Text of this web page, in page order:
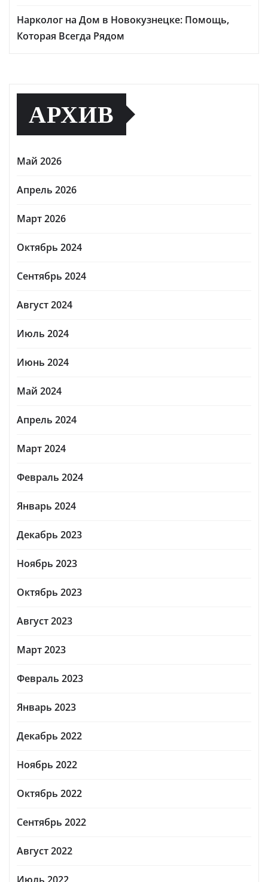
Нарколог на Дом в Новокузнецке: Помощь,
Которая Всегда Рядом
АРХИВ
Май 2026
Апрель 2026
Март 2026
Октябрь 2024
Сентябрь 2024
Август 2024
Июль 2024
Июнь 2024
Май 2024
Апрель 2024
Март 2024
Февраль 2024
Январь 2024
Декабрь 2023
Ноябрь 2023
Октябрь 2023
Август 2023
Март 2023
Февраль 2023
Январь 2023
Декабрь 2022
Ноябрь 2022
Октябрь 2022
Сентябрь 2022
Август 2022